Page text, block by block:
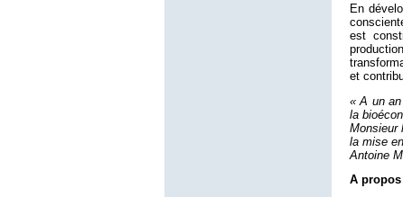
En
est
et
« A un
la
Monsieur
la mise
Antoine
A propos